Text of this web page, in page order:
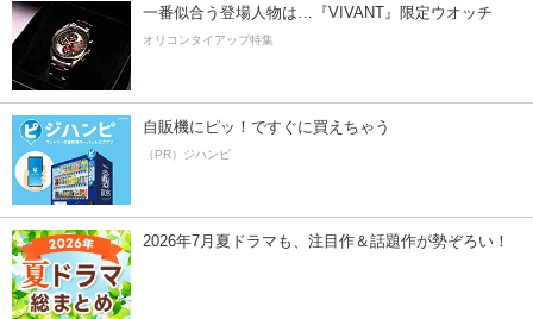
一番似合う登場人物は…『VIVANT』限定ウオッチ
オリコンタイアップ特集
自販機にピッ！ですぐに買えちゃう
（PR）ジハンピ
2026年7月夏ドラマも、注目作＆話題作が勢ぞろい！